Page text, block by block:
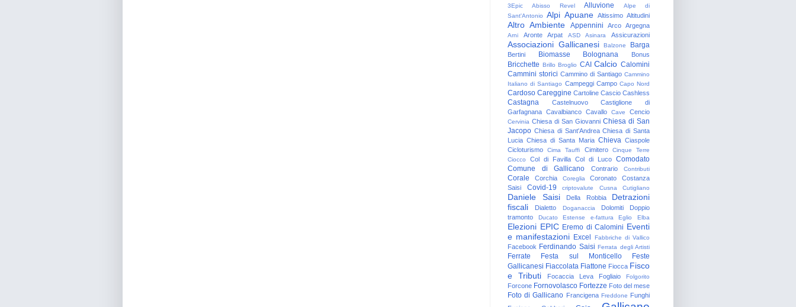
3Epic Abisso Revel Alluvione
Alpe di
Sant'Antonio
Alpi Apuane Altissimo Altitudini
Altro Ambiente Appennini Arco Argegna
Arni Aronte Arpat ASD Asinara Assicurazioni
Associazioni Gallicanesi Balzone Barga
Bertini Biomasse Bolognana Bonus
Bricchette Brillo Broglio CAI Calcio Calomini
Cammini storici Cammino di Santiago Cammino
Italiano di Santiago Campeggi Campo Capo Nord
Cardoso Careggine Cartoline Cascio Cashless
Castagna Castelnuovo
Castiglione di
Garfagnana Cavalbianco Cavallo Cave Cencio
Cervinia Chiesa di San Giovanni Chiesa di San
Jacopo Chiesa di Sant'Andrea Chiesa di Santa
Lucia Chiesa di Santa Maria Chieva Ciaspole
Cicloturismo
Cima Tauffi Cimitero
Cinque Terre
Ciocco
Col di Favilla Col di Luco Comodato
Comune di Gallicano
Contrario Contributi
Corale Corchia Coreglia Coronato
Costanza
Saisi
Covid-19 criptovalute Cusna Cutigliano
Daniele Saisi Della Robbia
Detrazioni
fiscali
Dialetto Doganaccia Dolomiti
Doppio
tramonto
Ducato Estense e-fattura Eglio Elba
Elezioni EPIC Eremo di Calomini Eventi
e manifestazioni Excel Fabbriche di Vallico
Facebook Ferdinando Saisi Ferrata degli Artisti
Ferrate Festa sul Monticello
Feste
Gallicanesi Fiaccolata Fiattone Fiocca Fisco
e Tributi
Focaccia Leva Fogliaio Folgorito
Forcone Fornovolasco Fortezze Foto del mese
Foto di Gallicano Francigena Freddone Funghi